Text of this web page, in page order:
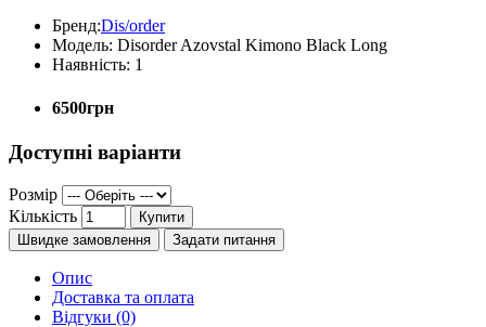
Бренд:Dis/order
Модель: Disorder Azovstal Kimono Black Long
Наявність: 1
6500грн
Доступні варіанти
Розмір
Кількість
Купити
Швидке замовлення
Задати питання
Опис
Доставка та оплата
Відгуки (0)